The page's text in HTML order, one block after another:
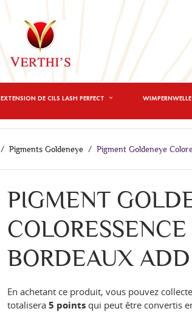
EXTENSION DE CILS LASH PERFECT
Pigments Goldeneye Pigment Goldeneye
PIGMENT
BORDEAUX
En achetant ce produit, vous pouvez
totalisera 5 points qui peut être convertis